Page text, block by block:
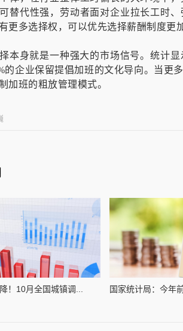
替代性强，劳动者面对企业拉长工时
更多选择权，可以优先选择薪酬制度更
本身就是一种强大的市场信号。统计
的企业保留提倡加班的文化导向。当更
加班的粗放管理模式。
！10月全国城镇调... 国家统计局：今年